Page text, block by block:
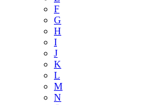
F
G
H
I
J
K
L
M
N